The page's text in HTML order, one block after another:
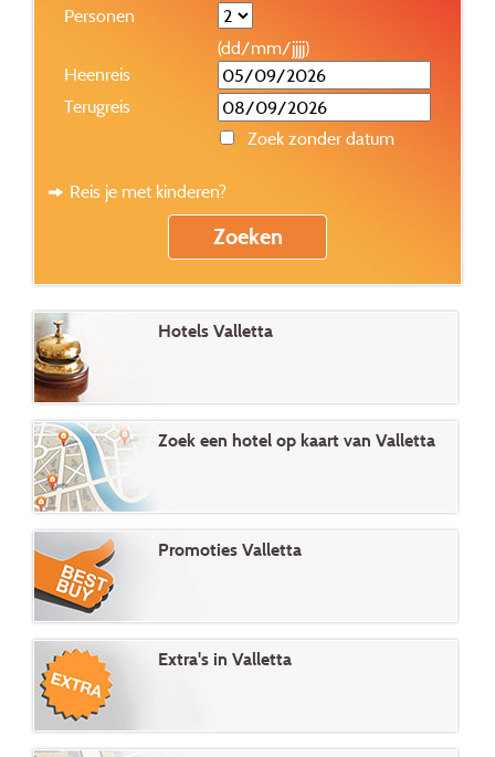
Personen
(dd/mm/jjjj)
Heenreis
Terugreis
Zoek zonder datum
Reis je met kinderen?
Hotels Valletta
Zoek een hotel op kaart van Valletta
Promoties Valletta
Extra's in Valletta